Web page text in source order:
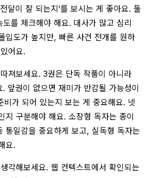
달이 잘 되는지’를 보시는 게 좋아요. 둘
를 체크해야 해요. 대사가 많고 심리
입도가 높지만, 빠른 사건 전개를 원하
어요.
져보세요. 3권은 단독 작품이 아니라
앞권이 없으면 재미가 반감될 가능성이
비가 되어 있는지 보는 게 중요해요. 넷
지 구분해야 해요. 소장형 독자는 종이
통일감을 중요하게 보고, 실독형 독자는
요.
각해보세요. 웹 컨텍스트에서 확인되는